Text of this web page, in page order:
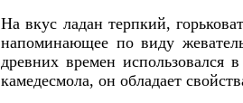
На вкус ладан терпкий,
напоминающее по виду
древних времен использовался
камедесмола, он обладает